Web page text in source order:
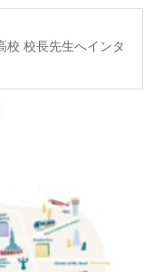
校 校長先生へインタ